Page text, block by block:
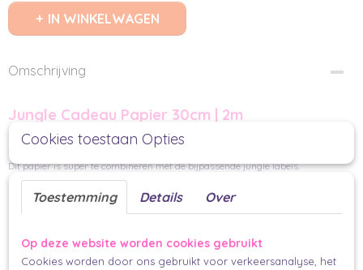
IN WINKELWAGEN
Omschrijving
Jungle Cadeau Papier 30cm | 2m
Deze jungle dieren zijn voor de kleine avonturier. Spot jij de olifant, giraffe en
tijger al? .
Dit papier is super te combineren met de bijpassende jungle labels.
FSC
past in een brievenbuspakje
Doordat dit papier met een gewicht van 80 gram wat dikker is, is dit een fijne
kwaliteit om mee in te pakken. Het papier is goed te vouwen, flexibel en scheurt
niet snel. Zodat je jouw cadeau mooi strak in kan pakken.
Cookies toestaan Opties
Toestemming Details Over
Op deze website worden cookies gebruikt
Cookies worden door ons gebruikt voor verkeersanalyse, het